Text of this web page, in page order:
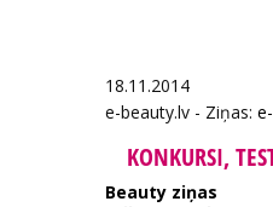
18.11.2014
e-beauty.lv - Ziņas:
KONKURSI,
Beauty ziņas